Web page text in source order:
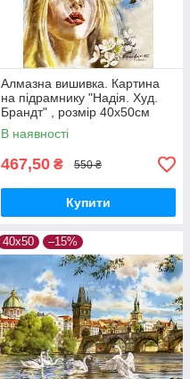
Алмазна вишивка. Картина
на підрамнику "Надія. Худ.
Брандт" , розмір 40х50см
В наявності
467,50 ₴ 550 ₴
Купити
40х50 –15%